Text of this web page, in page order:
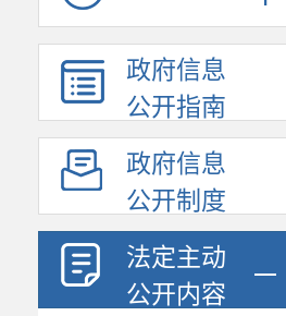
政府信息
公开指南
政府信息
公开制度
法定主动
公开内容